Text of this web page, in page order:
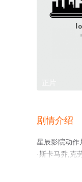
剧情介绍
星辰影院动作
·斯卡马乔,克
丝,彼得·塞